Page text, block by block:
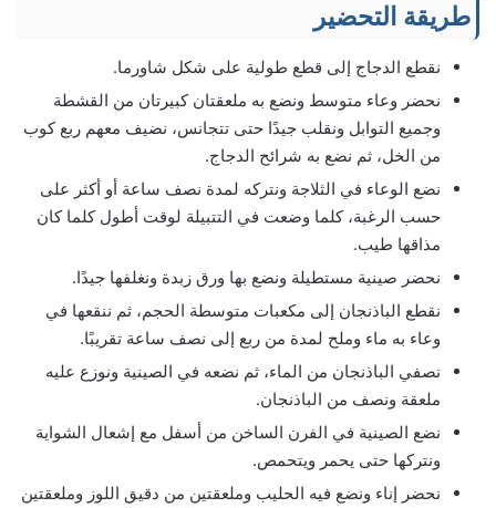
طريقة التحضير
نقطع الدجاج إلى قطع طولية على شكل شاورما.
نحضر وعاء متوسط ونضع به ملعقتان كبيرتان من القشطة
وجميع التوابل ونقلب جيدًا حتى تتجانس، نضيف معهم ربع كوب
من الخل، ثم نضع به شرائح الدجاج.
نضع الوعاء في الثلاجة ونتركه لمدة نصف ساعة أو أكثر على
حسب الرغبة، كلما وضعت في التتبيلة لوقت أطول كلما كان
مذاقها طيب.
نحضر صينية مستطيلة ونضع بها ورق زبدة ونغلفها جيدًا.
نقطع الباذنجان إلى مكعبات متوسطة الحجم، ثم ننقعها في
وعاء به ماء وملح لمدة من ربع إلى نصف ساعة تقريبًا.
نصفي الباذنجان من الماء، ثم نضعه في الصينية ونوزع عليه
ملعقة ونصف من الباذنجان.
نضع الصينية في الفرن الساخن من أسفل مع إشعال الشواية
ونتركها حتى يحمر ويتحمص.
نحضر إناء ونضع فيه الحليب وملعقتين من دقيق اللوز وملعقتين